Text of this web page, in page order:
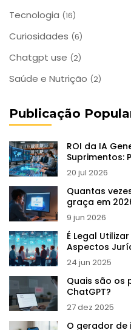
Tecnologia (16)
Curiosidades (6)
Chatgpt use (2)
Saúde e Nutrição (2)
Publicação
ROI da IA
Suprimentos:
20 jul 2026
Quantas
graça em
9 jun 2026
É Legal
Aspectos
24 jun 2025
Quais são os
ChatGPT?
27 dez 2025
O gerador de